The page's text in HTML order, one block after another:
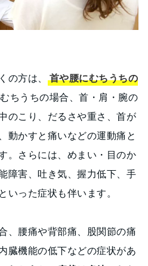
の方は、
首や腰にむちうちの
ちうちの場合、首・肩・腕の
のこり、だるさや重さ、首が
動かすと痛いなどの運動痛と
。さらには、めまい・目のか
障害、吐き気、握力低下、手
いった症状も伴います。
、腰痛や背部痛、股関節の痛
臓機能の低下などの症状があ